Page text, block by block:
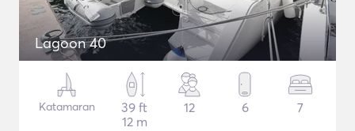
Lagoon 40
Katamaran
39 ft
12 m
12 6 7